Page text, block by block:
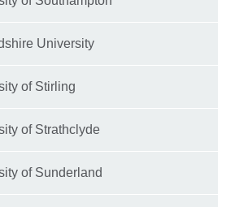
University
of Stirling
of Strathclyde
of Sunderland